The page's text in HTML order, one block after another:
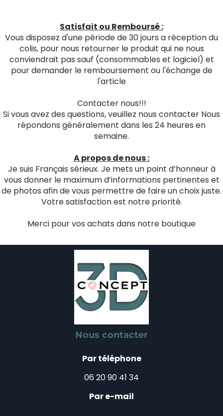
Satisfait ou Remboursé :
Vous disposez d'une période de 30 jours a réception du
colis, pour nous retourner le produit qui ne nous
conviendrait pas sauf (consommables et logiciel) et
pour demander le remboursement ou l'échange de
l'article
Contacter nous!!!
Si vous avez des questions, veuillez nous contacter Nous
répondons généralement dans les 24 heures en
semaine.
A propos de nous :
Je suis Français sérieux. Je mets un point d’honneur à
vous donner le maximum d’informations pertinentes et
de photos afin de vous permettre de faire un choix juste.
Votre satisfaction est notre priorité.
Merci pour vos achats dans notre boutique
Nous contacter
Par téléphone
06 20 90 41 34
Par e-mail